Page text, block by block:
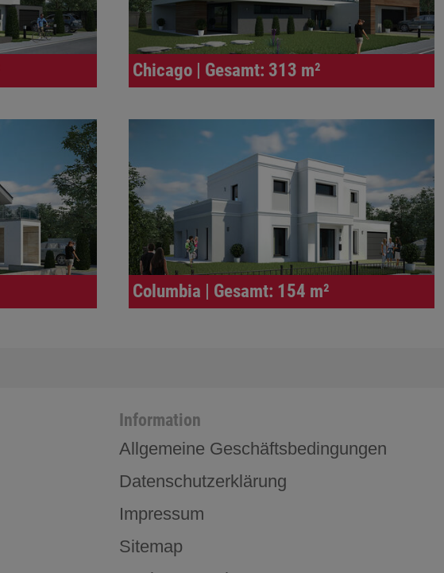
Chicago | Gesamt: 313 m²
Columbia | Gesamt: 154 m²
Information
Allgemeine Geschäftsbedingungen
Datenschutzerklärung
Impressum
Sitemap